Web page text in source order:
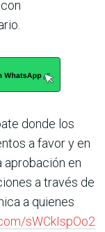
donde los
a favor y en
en
a través de
a quienes
sWCkIspOo2